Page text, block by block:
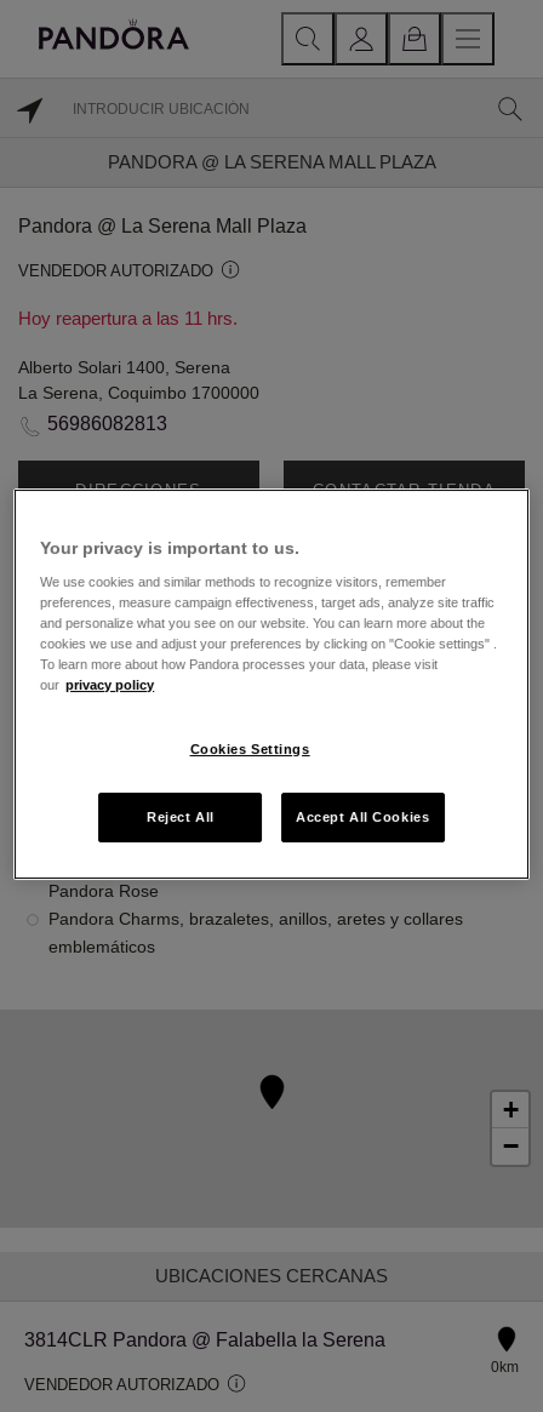
PANDORA @ LA SERENA MALL PLAZA
Pandora @ La Serena Mall Plaza
VENDEDOR AUTORIZADO
Hoy reapertura a las 11 hrs.
Alberto Solari 1400, Serena
La Serena, Coquimbo 1700000
56986082813
DIRECCIONES CONTACTAR TIENDA
El horario de apertura
Lunes 11:00-21:00
Martes
11:00-21:00
Miércoles
11:00-21:00
Jueves
11:00
Viernes
Acerca de Joyería Pandora
Pandora Rose
Pandora Charms, brazaletes, anillos, aretes y collares
emblemáticos
+
−
UBICACIONES CERCANAS
3814CLR Pandora @ Falabella la Serena
VENDEDOR AUTORIZADO
0km
Your privacy is important to us.
We use cookies and similar methods to recognize visitors, remember
preferences, measure campaign effectiveness, target ads, analyze site traffic
and personalize what you see on our website. You can learn more about the
cookies we use and adjust your preferences by clicking on "Cookie settings" .
To learn more about how Pandora processes your data, please visit
our privacy policy
Cookies Settings
Reject All Accept All Cookies